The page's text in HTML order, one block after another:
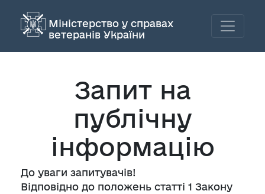
Міністерство у справах
ветеранів України
Запит на
публічну
інформацію
До уваги запитувачів!
Відповідно до положень статті 1 Закону